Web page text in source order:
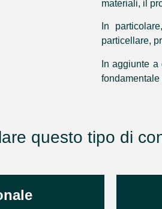
materiali, il
In
particellare,
In aggiunte
fondamentale
questo tipo di